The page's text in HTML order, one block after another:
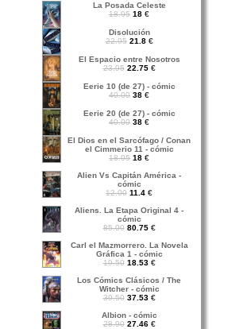
La Posada Celeste
18.95 18 €
Disolución
22.95 21.8€
El Espacio entre Nosotros
23.95 22.75€
Eerie 10 (de 27) - cómic
40.00 38 €
Eerie 20 (de 27) - cómic
40.00 38 €
El Dios en el Sarcófago / Conan
el Cimmerio 11 - cómic
18.95 18 €
Alien Vs Capitán América -
cómic
12.00 11.4 €
Aliens. La Etapa Original 4 -
cómic
85.00 80.75€
Carl el Mazmorrero. La Novela
Gráfica 1 - cómic
19.50 18.53€
Los Cómics Clásicos / The
Witcher - cómic
39.50 37.53€
Albion - cómic
28.90 27.46€